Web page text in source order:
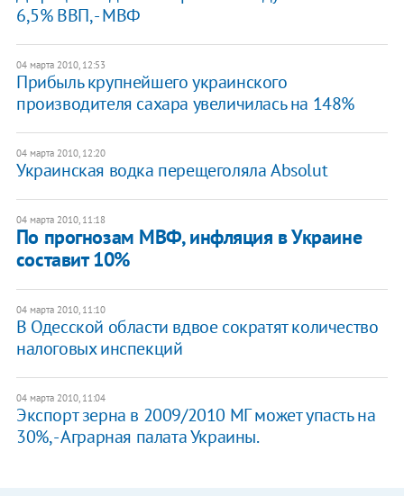
6,5% ВВП, - МВФ
04 марта 2010, 12:53
Прибыль крупнейшего украинского
производителя сахара увеличилась на 148%
04 марта 2010, 12:20
Украинская водка перещеголяла Absolut
04 марта 2010, 11:18
По прогнозам МВФ, инфляция в Украине
составит 10%
04 марта 2010, 11:10
В Одесской области вдвое сократят количество
налоговых инспекций
04 марта 2010, 11:04
Экспорт зерна в 2009/2010 МГ может упасть на
30%, - Аграрная палата Украины.